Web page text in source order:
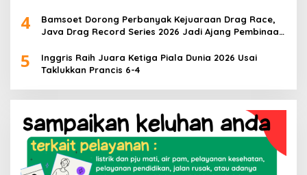
4
Bamsoet Dorong Perbanyak Kejuaraan Drag Race,
Java Drag Record Series 2026 Jadi Ajang Pembinaan
5
Inggris Raih Juara Ketiga Piala Dunia 2026 Usai
Taklukkan Prancis 6-4